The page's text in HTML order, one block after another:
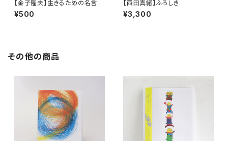
【金子隆夫】生きるための名言
集。その11
¥500
【西田真緒】ふろしき
¥3,300
その他の商品